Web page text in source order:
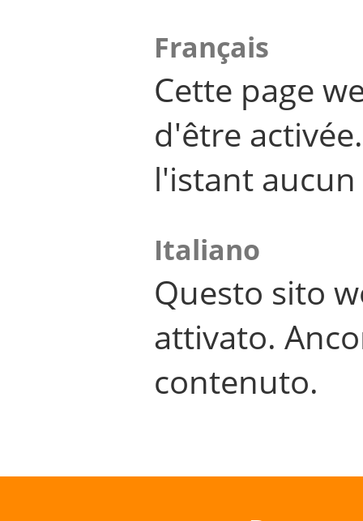
Français
Cette page
d'être
l'istant
Italiano
Questo sito
attivato.
contenuto.